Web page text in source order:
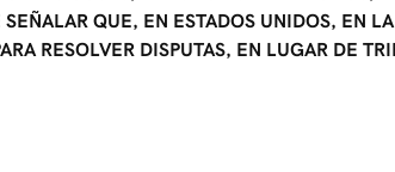
QUE, EN ESTADOS UNIDOS, EN
RESOLVER DISPUTAS, EN LUGAR DE